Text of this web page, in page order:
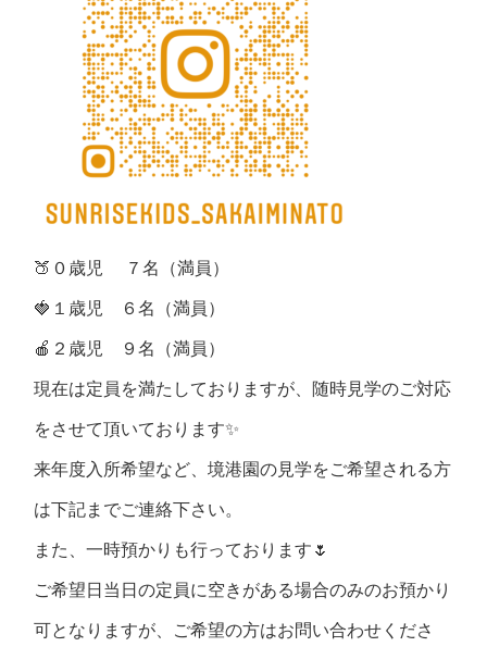
🍑０歳児 ７名（満員）
🍓１歳児 ６名（満員）
🍎２歳児 ９名（満員）
現在は定員を満たしておりますが、随時見学のご対応
をさせて頂いております✨
来年度入所希望など、境港園の見学をご希望される方
は下記までご連絡下さい。
また、一時預かりも行っております🌷
ご希望日当日の定員に空きがある場合のみのお預かり
可となりますが、ご希望の方はお問い合わせくださ